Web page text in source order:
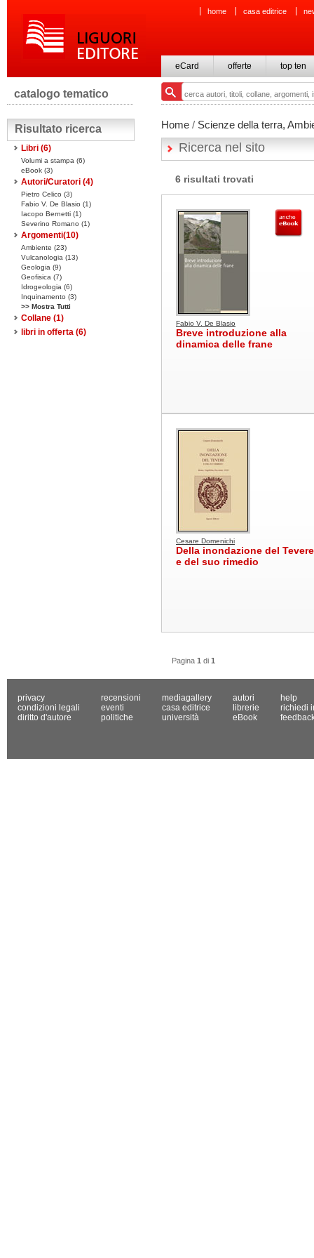
home casa editrice
eCard offerte top ten
catalogo tematico
Risultato ricerca
Libri (6)
Volumi a stampa (6)
eBook (3)
Autori/Curatori (4)
Pietro Celico (3)
Fabio V. De Blasio (1)
Iacopo Bernetti (1)
Severino Romano (1)
Argomenti(10)
Ambiente (23)
Vulcanologia (13)
Geologia (9)
Geofisica (7)
Idrogeologia (6)
Inquinamento (3)
>> Mostra Tutti
Collane (1)
libri in offerta (6)
Home / Scienze della terra,
Ricerca nel sito
6 risultati trovati
Fabio V. De Blasio
Breve introduzione alla
dinamica delle frane
Cesare Domenichi
Della inondazione del Tevere
e del suo rimedio
Pagina 1 di 1
privacy
condizioni legali
diritto d'autore
recensioni
eventi
politiche
mediagallery
casa editrice
università
autori
librerie
eBook
help
richiedi